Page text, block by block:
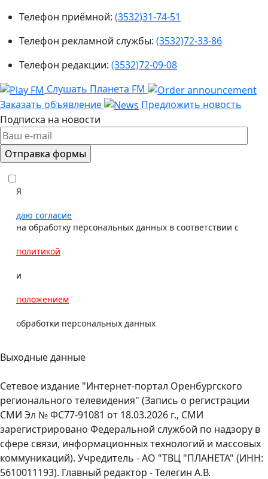
Телефон приёмной: (3532)31-74-51
Телефон рекламной службы: (3532)72-33-86
Телефон редакции: (3532)72-09-08
Слушать Планета FM
Заказать объявление
Предложить новость
Подписка на новости
Я
даю согласие
на обработку персональных данных в соответствии с
политикой
и
положением
обработки персональных данных
Выходные данные
Сетевое издание "Интернет-портал Оренбургского
регионального телевидения" (Запись о регистрации
СМИ Эл № ФС77-91081 от 18.03.2026 г., СМИ
зарегистрировано Федеральной службой по надзору в
сфере связи, информационных технологий и массовых
коммуникаций). Учредитель - АО "ТВЦ "ПЛАНЕТА" (ИНН:
5610011193). Главный редактор - Телегин А.В.